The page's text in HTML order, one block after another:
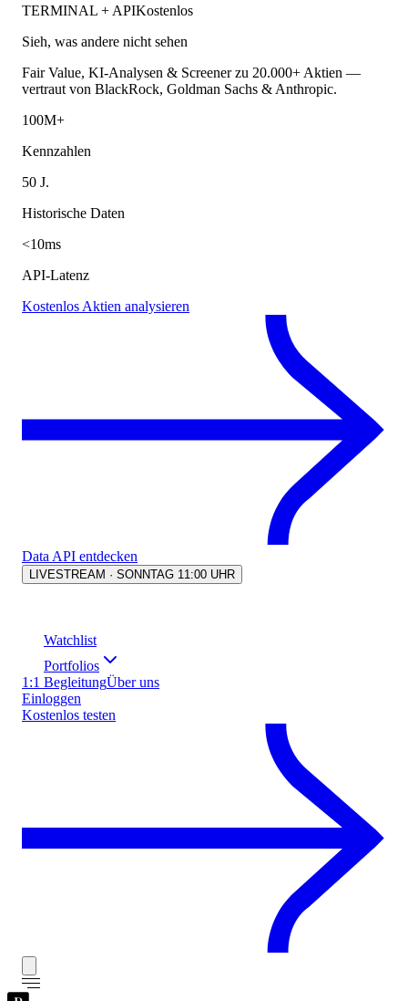
TERMINAL + APIKostenlos
Sieh, was andere nicht sehen
Fair Value, KI-Analysen & Screener zu 20.000+ Aktien —
vertraut von BlackRock, Goldman Sachs & Anthropic.
100M+
Kennzahlen
50 J.
Historische Daten
<10ms
API-Latenz
Kostenlos Aktien analysieren
Data API entdecken
LIVESTREAM · SONNTAG 11:00 UHR
Watchlist
Portfolios
1:1 BegleitungÜber uns
Einloggen
Kostenlos testen